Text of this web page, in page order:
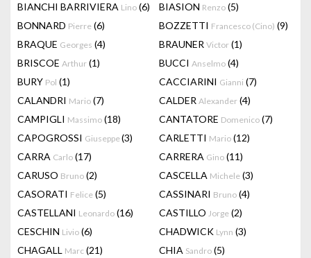
BIANCHI BARRIVIERA Lino (6) BIASION Renzo (5)
BONNARD Pierre (6) BOZZETTI Francesco (Cino) (9)
BRAQUE Georges (4) BRAUNER Victor (1)
BRISCOE Arthur (1) BUCCI Anselmo (4)
BURY Pol (1) CACCIARINI Gianni (7)
CALANDRI Mario (7) CALDER Alexander (4)
CAMPIGLI Massimo (18) CANTATORE Domenico (7)
CAPOGROSSI Giuseppe(3) CARLETTI Mario (12)
CARRA Carlo (17) CARRERA Gino (11)
CARUSO Bruno (2) CASCELLA Michele (3)
CASORATI Felice (5) CASSINARI Bruno (4)
CASTELLANI Leonardo (16) CASTILLO Jorge (2)
CESCHIN Livio (6) CHADWICK Lynn (3)
CHAGALL Marc (21) CHIA Sandro (5)